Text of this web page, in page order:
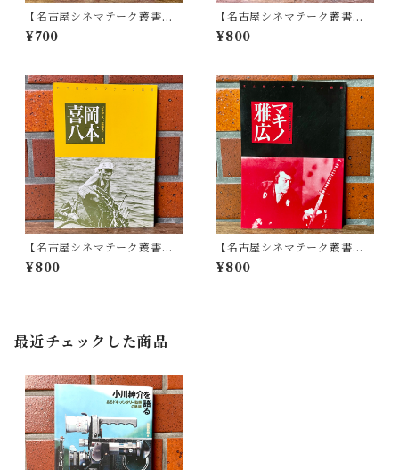
【名古屋シネマテーク叢書】
シネアストは語る 1 鈴木清順
¥700
【名古屋シネマテーク叢書】
シネアストは語る 2 木村威夫
¥800
【名古屋シネマテーク叢書】
シネアストは語る 3 岡本喜八
¥800
【名古屋シネマテーク叢書】
シネアストは語る 4 マキノ雅
広
¥800
最近チェックした商品